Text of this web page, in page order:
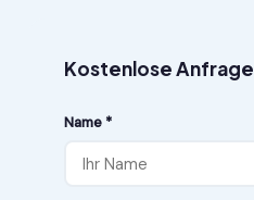
Kostenlose Anfrage
Name *